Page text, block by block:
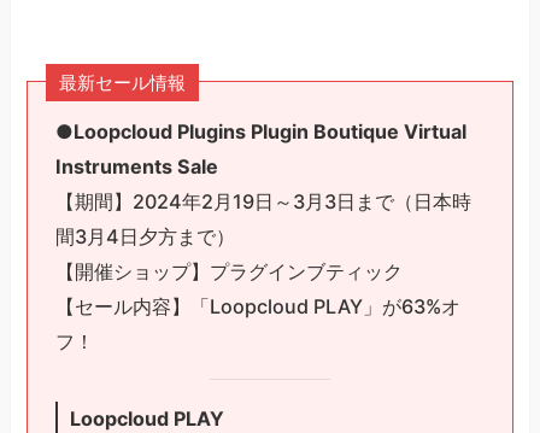
最新セール情報
●Loopcloud Plugins Plugin Boutique Virtual
Instruments Sale
【期間】2024年2月19日～3月3日まで（日本時
間3月4日夕方まで）
【開催ショップ】プラグインブティック
【セール内容】「Loopcloud PLAY」が63%オ
フ！
Loopcloud PLAY